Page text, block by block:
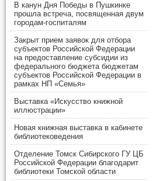
В канун Дня Победы в Пушкинке
прошла встреча, посвященная двум
городам-госпиталям
Закрыт прием заявок для отбора
субъектов Российской Федерации
на предоставление субсидии из
федерального бюджета бюджетам
субъектов Российской Федерации в
рамках НП «Семья»
Выставка «Искусство книжной
иллюстрации»
Новая книжная выставка в кабинете
библиотековедения
Отделение Томск Сибирского ГУ ЦБ
Российской Федерации благодарит
библиотеки Томской области